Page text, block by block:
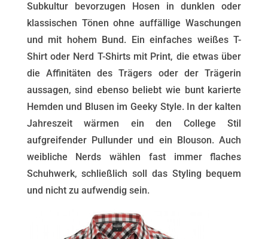
Subkultur bevorzugen Hosen in dunklen oder
klassischen Tönen ohne auffällige Waschungen
und mit hohem Bund. Ein einfaches weißes T-
Shirt oder Nerd T-Shirts mit Print, die etwas über
die Affinitäten des Trägers oder der Trägerin
aussagen, sind ebenso beliebt wie bunt karierte
Hemden und Blusen im Geeky Style. In der kalten
Jahreszeit wärmen ein den College Stil
aufgreifender Pullunder und ein Blouson. Auch
weibliche Nerds wählen fast immer flaches
Schuhwerk, schließlich soll das Styling bequem
und nicht zu aufwendig sein.